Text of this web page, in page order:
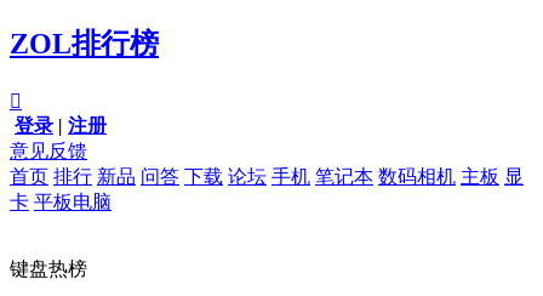
ZOL排行榜

登录 | 注册
意见反馈
首页 排行 新品 问答 下载 论坛 手机 笔记本 数码相机 主板 显
卡 平板电脑
键盘热榜